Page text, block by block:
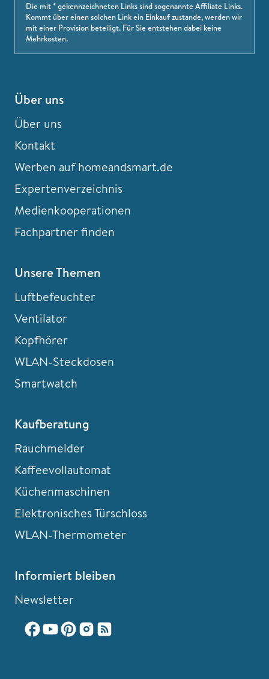
Die mit * gekennzeichneten Links sind sogenannte Affiliate Links.
Kommt über einen solchen Link ein Einkauf zustande, werden wir
mit einer Provision beteiligt. Für Sie entstehen dabei keine
Mehrkosten.
Über uns
Über uns
Kontakt
Werben auf homeandsmart.de
Expertenverzeichnis
Medienkooperationen
Fachpartner finden
Unsere Themen
Luftbefeuchter
Ventilator
Kopfhörer
WLAN-Steckdosen
Smartwatch
Kaufberatung
Rauchmelder
Kaffeevollautomat
Küchenmaschinen
Elektronisches Türschloss
WLAN-Thermometer
Informiert bleiben
Newsletter